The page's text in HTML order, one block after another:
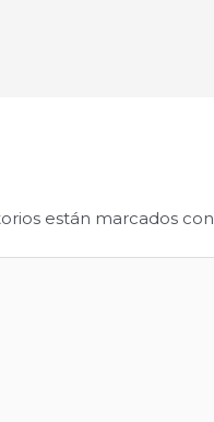
están marcados con